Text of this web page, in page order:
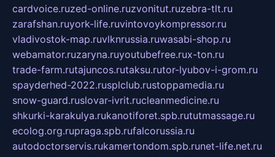
cardvoice.ruzed-online.ruzvonitut.ruzebra-tlt.ru
zarafshan.ruyork-life.ruvintovoykompressor.ru
vladivostok-map.ruvlknrussia.ruwasabi-shop.ru
webamator.ruzaryna.ruyoutubefree.rux-ton.ru
trade-farm.rutajuncos.rutaksu.rutor-lyubov-i-grom.ru
spayderhed-2022.rusplclub.rustoppamedia.ru
snow-guard.ruslovar-ivrit.rucleanmedicine.ru
shkurki-karakulya.rukanotiforet.spb.rututmassage.ru
ecolog.org.rupraga.spb.rufalcorussia.ru
autodoctorservis.rukamertondom.spb.runet-life.net.ru